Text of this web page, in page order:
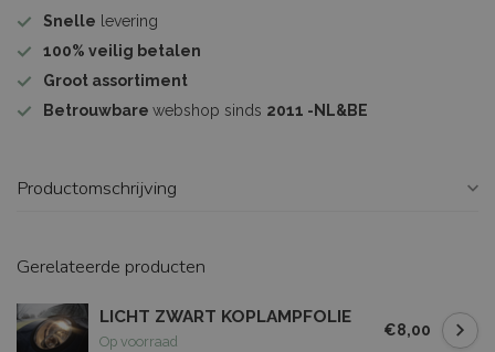
Snelle levering
100% veilig betalen
Groot assortiment
Betrouwbare webshop sinds 2011 -NL&BE
Productomschrijving
Gerelateerde producten
LICHT ZWART KOPLAMPFOLIE
Op voorraad
€8,00